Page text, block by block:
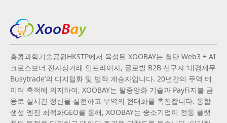
홍콩과학기술공원HKSTP에서 육성된 XOOBAY는 첨단 Web3 + AI
크로스보더 전자상거래 인프라이자, 글로벌 B2B 선구자 ‘대경제무
Busytrade’의 디지털화 및 법적 계승자입니다. 20년간의 무역 데
이터 축적에 의지하여, XOOBAY는 탈중앙화 기술과 PayFi지불 금
융로 실시간 정산을 실현하고 무역의 현대화를 촉진합니다. 통합
생성 엔진 최적화GEO를 통해, XOOBAY는 중소기업이 전통 플랫